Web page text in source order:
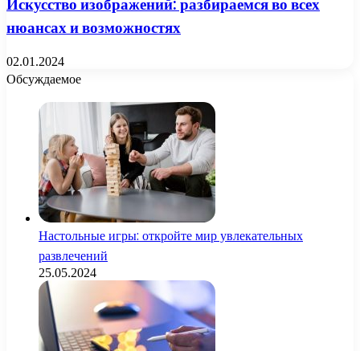
Искусство изображений: разбираемся во всех
нюансах и возможностях
02.01.2024
Обсуждаемое
Настольные игры: откройте мир увлекательных
развлечений
25.05.2024